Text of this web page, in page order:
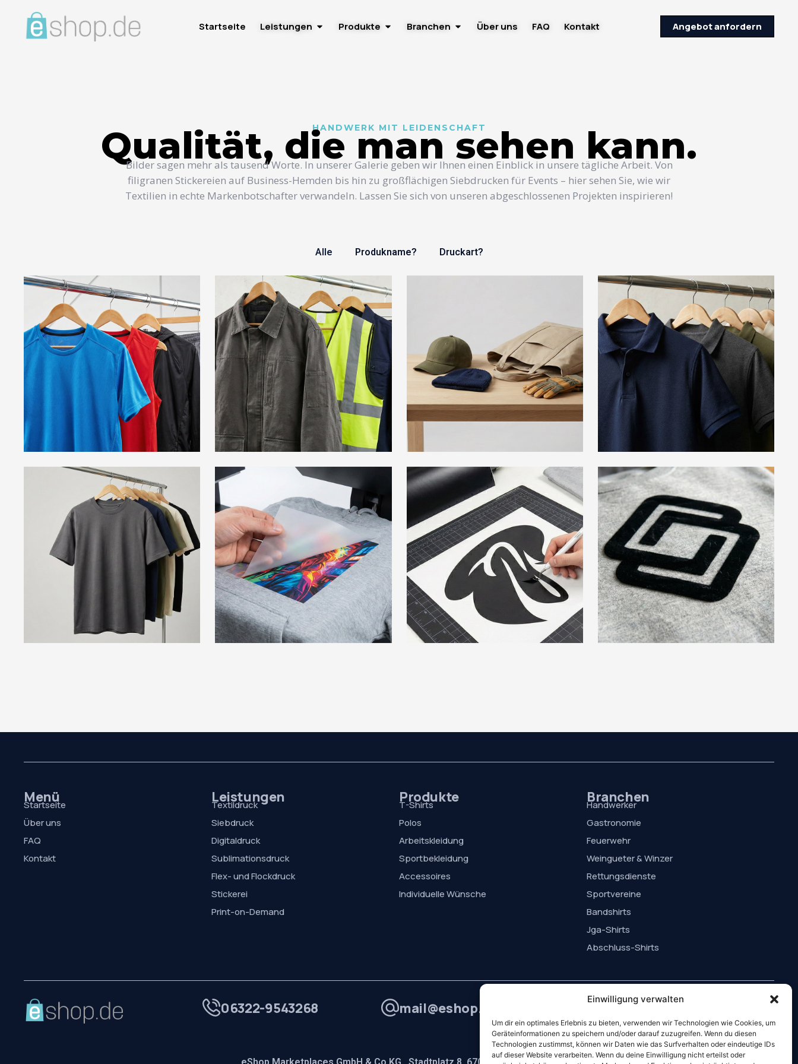
Einwilligung verwalten
Um dir ein optimales Erlebnis zu bieten, verwenden wir Technologien wie Cookies, um
Geräteinformationen zu speichern und/oder darauf zuzugreifen. Wenn du diesen
Technologien zustimmst, können wir Daten wie das Surfverhalten oder eindeutige IDs
auf dieser Website verarbeiten. Wenn du deine Einwilligung nicht erteilst oder
Startseite Leistungen Produkte Branchen Über uns FAQ Kontakt Angebot anfordern
HANDWERK MIT LEIDENSCHAFT
Qualität, die man sehen kann.
Bilder sagen mehr als tausend Worte. In unserer Galerie geben wir Ihnen einen Einblick in unsere tägliche Arbeit. Von
filigranen Stickereien auf Business-Hemden bis hin zu großflächigen Siebdrucken für Events – hier sehen Sie, wie wir
Textilien in echte Markenbotschafter verwandeln. Lassen Sie sich von unseren abgeschlossenen Projekten inspirieren!
Alle Produkname? Druckart?
Menü
Startseite
Über uns
FAQ
Kontakt
Leistungen
Textildruck
Siebdruck
Digitaldruck
Sublimationsdruck
Flex- und Flockdruck
Stickerei
Print-on-Demand
Produkte
T-Shirts
Polos
Arbeitskleidung
Sportbekleidung
Accessoires
Individuelle Wünsche
Branchen
Handwerker
Gastronomie
Feuerwehr
Weingueter & Winzer
Rettungsdienste
Sportvereine
Bandshirts
Jga-Shirts
Abschluss-Shirts
06322-9543268 mail@eshop.de
Mo - Fr: 10:00 - 18:00 Uhr
Sa: 10 - 16 Uhr